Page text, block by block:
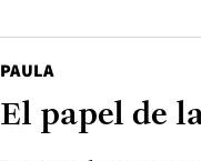
PAULA
El papel de